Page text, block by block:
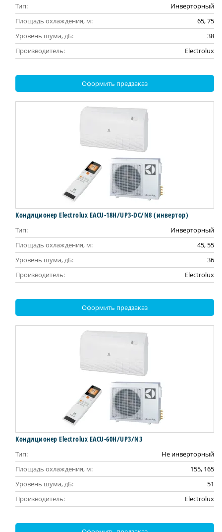
Тип:
Инверторный
Площадь охлаждения, м:
65, 75
Уровень шума, дБ:
38
Производитель:
Electrolux
Оформить предзаказ
Кондиционер Electrolux EACU-18H/UP3-DC/N8 (инвертор)
Тип:
Инверторный
Площадь охлаждения, м:
45, 55
Уровень шума, дБ:
36
Производитель:
Electrolux
Оформить предзаказ
Кондиционер Electrolux EACU-60H/UP3/N3
Тип:
Не инверторный
Площадь охлаждения, м:
155, 165
Уровень шума, дБ:
51
Производитель:
Electrolux